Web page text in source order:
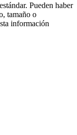
Pueden haber
tamaño o
información